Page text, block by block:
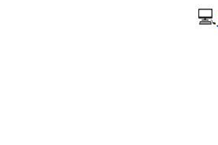
💻